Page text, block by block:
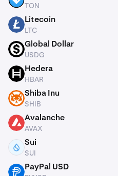
TON
LTC Litecoin
LTC
USDG Global Dollar
USDG
HBAR Hedera
HBAR
SHIB Shiba Inu
SHIB
AVAX Avalanche
AVAX
SUI Sui
SUI
PYUSD PayPal USD